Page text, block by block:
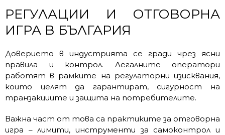
РЕГУЛАЦИИ И ОТГОВОРНА
ИГРА В БЪЛГАРИЯ
Доверието в индустрията се гради чрез ясни
правила и контрол. Легалните оператори
работят в рамките на регулаторни изисквания,
които целят да гарантират, сигурност на
транзакциите и защита на потребителите.
Важна част от това са практиките за отговорна
игра – лимити, инструменти за самоконтрол и